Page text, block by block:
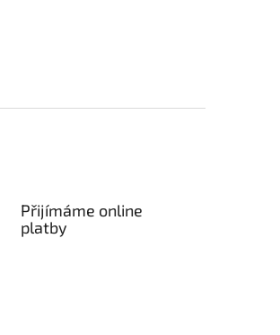
Přijímáme online
platby